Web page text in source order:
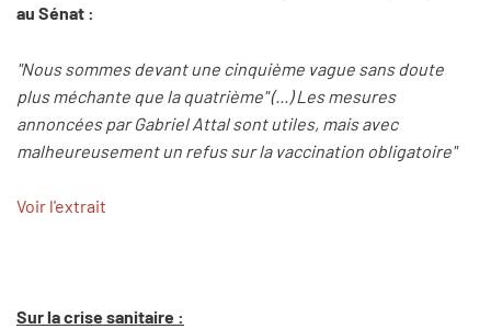
au Sénat :
"Nous sommes devant une cinquième vague sans doute
plus méchante que la quatrième" (...) Les mesures
annoncées par Gabriel Attal sont utiles, mais avec
malheureusement un refus sur la vaccination obligatoire"
Voir l'extrait
Sur la crise sanitaire :